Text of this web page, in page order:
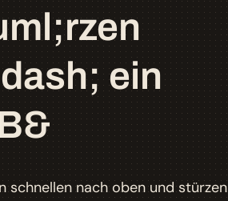
ein
schnellen nach oben und stürzen